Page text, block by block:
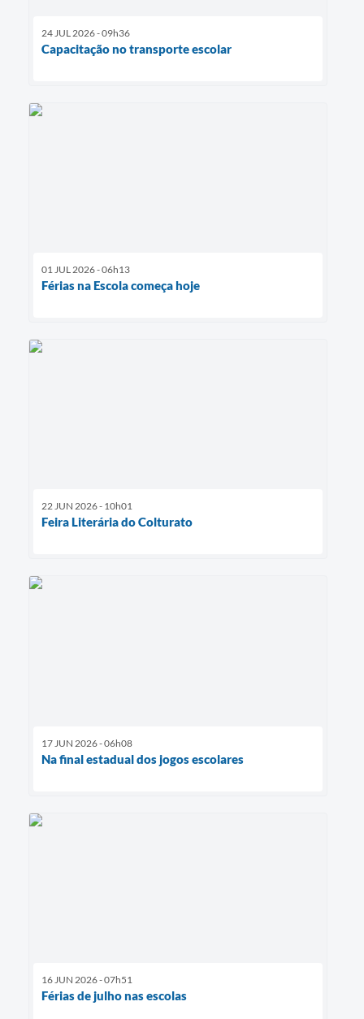
24 JUL 2026 - 09h36
Capacitação no transporte escolar
01 JUL 2026 - 06h13
Férias na Escola começa hoje
22 JUN 2026 - 10h01
Feira Literária do Colturato
17 JUN 2026 - 06h08
Na final estadual dos jogos escolares
16 JUN 2026 - 07h51
Férias de julho nas escolas